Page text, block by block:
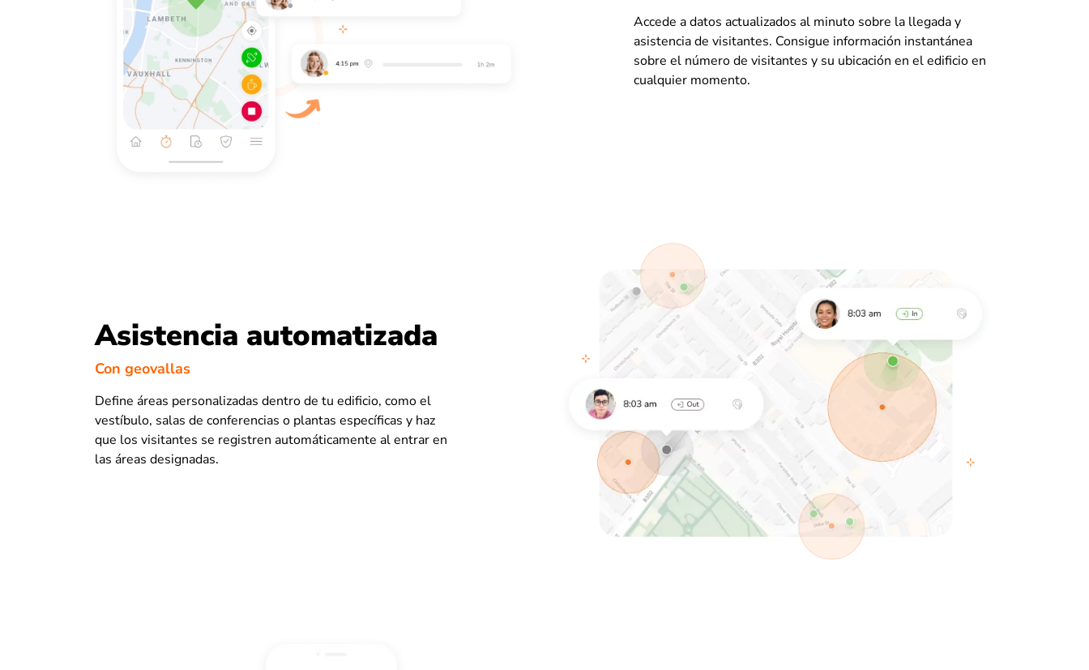
Accede a datos actualizados al minuto sobre la llegada y
asistencia de visitantes. Consigue información instantánea
sobre el número de visitantes y su ubicación en el edificio en
cualquier momento.
Asistencia automatizada
Con geovallas
Define áreas personalizadas dentro de tu edificio, como el
vestíbulo, salas de conferencias o plantas específicas y haz
que los visitantes se registren automáticamente al entrar en
las áreas designadas.